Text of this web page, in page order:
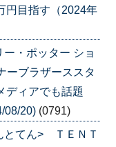
円目指す（2024年
・ポッター ショ
ーブラザーススタ
ディアでも話題
08/20) (0791)
とてん> ＴＥＮＴ